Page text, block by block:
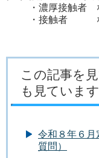
・濃厚接触者
・接触者
この記事を
も見ています
令和８年６
質問）